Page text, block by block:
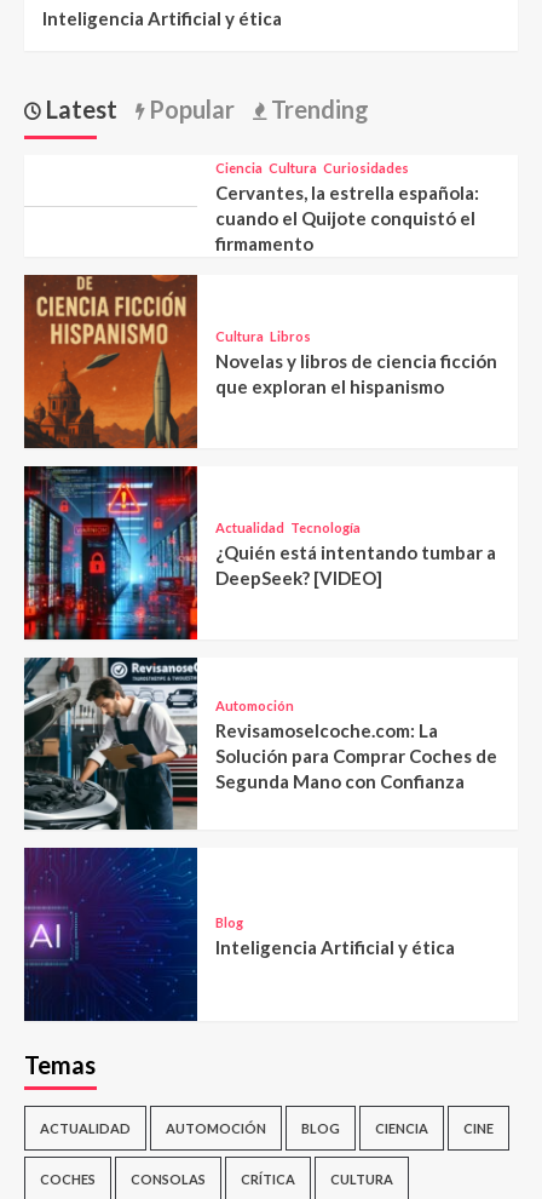
Inteligencia Artificial y ética
Latest Popular Trending
Ciencia Cultura Curiosidades
Cervantes, la estrella española:
cuando el Quijote conquistó el
firmamento
Cultura Libros
Novelas y libros de ciencia ficción
que exploran el hispanismo
Actualidad Tecnología
¿Quién está intentando tumbar a
DeepSeek? [VIDEO]
Automoción
Revisamoselcoche.com: La
Solución para Comprar Coches de
Segunda Mano con Confianza
Blog
Inteligencia Artificial y ética
Temas
ACTUALIDAD AUTOMOCIÓN BLOG CIENCIA CINE
COCHES CONSOLAS CRÍTICA CULTURA